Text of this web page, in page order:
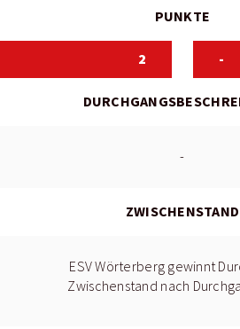
PUNKTE
2 -
-
ZWISCHENSTAND
ESV Wörterberg gewinnt
Zwischenstand nach